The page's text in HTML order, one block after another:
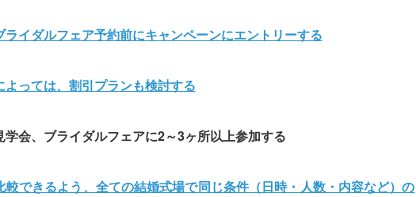
イダルフェア予約前にキャンペーンにエントリーする
っては、割引プランも検討する
会、ブライダルフェアに2～3ヶ所以上参加する
較できるよう、全ての結婚式場で同じ条件（日時・人数・内容など）の